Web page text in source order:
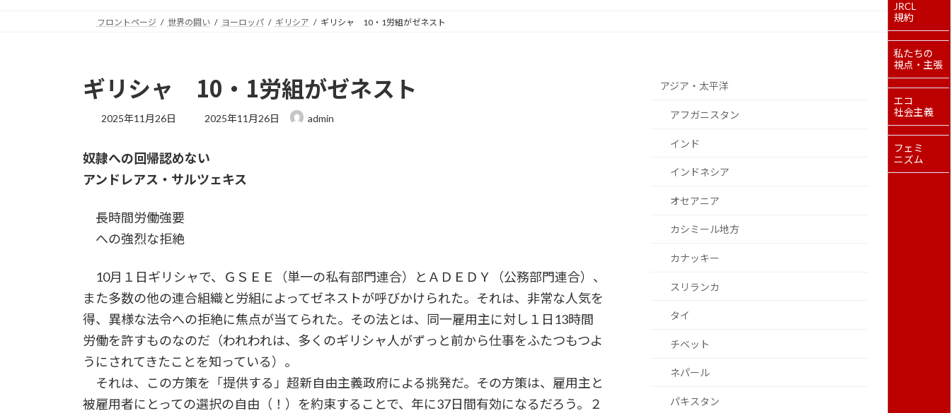
フロントページ 世界の闘い ヨーロッパ ギリシア ギリシャ 10・1労組がゼネスト
ギリシャ 10・1労組がゼネスト
2025年11月26日
最
新
日
時
2025年11月26日 admin
奴隷への回帰認めない
アンドレアス・サルツェキス
長時間労働強要
への強烈な拒絶
10月１日ギリシャで、ＧＳＥＥ（単一の私有部門連合）とＡＤＥＤＹ（公務部門連合）、
また多数の他の連合組織と労組によってゼネストが呼びかけられた。それは、非常な人気を
得、異様な法令への拒絶に焦点が当てられた。その法とは、同一雇用主に対し１日13時間
労働を許すものなのだ（われわれは、多くのギリシャ人がずっと前から仕事をふたつもつよ
うにされてきたことを知っている）。
それは、この方策を「提供する」超新自由主義政府による挑発だ。その方策は、雇用主と
被雇用者にとっての選択の自由（！）を約束することで、年に37日間有効になるだろう。２
アジア・太平洋
アフガニスタン
インド
インドネシア
オセアニア
カシミール地方
カナッキー
スリランカ
タイ
チベット
ネパール
パキスタン
JRCL
規約
私たちの
視点・主張
エコ
社会主義
フェミ
ニズム